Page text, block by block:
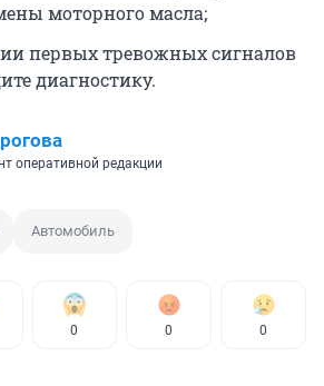
моторного масла;
первых тревожных сигналов
диагностику.
оперативной редакции
Автомобиль
0 0 0